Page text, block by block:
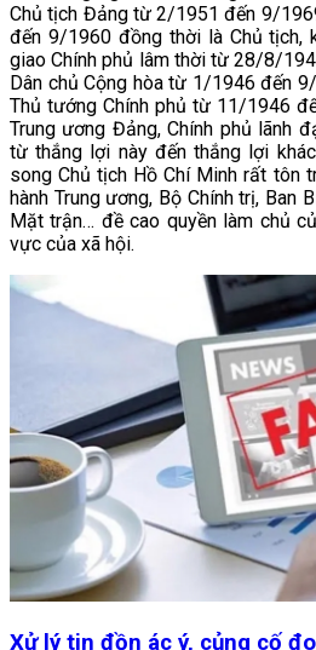
Chủ tịch Đảng từ 2/1951 đến 9/
đến 9/1960 đồng thời là Chủ tịch,
giao Chính phủ lâm thời từ 28/8/
Dân chủ Cộng hòa từ 1/1946 đến
Thủ tướng Chính phủ từ 11/1946
Trung ương Đảng, Chính phủ lãnh
từ thắng lợi này đến thắng lợi
song Chủ tịch Hồ Chí Minh rất tôn
hành Trung ương, Bộ Chính trị, Ban
Mặt trận… đề cao quyền làm chủ
vực của xã hội.
Xử lý tin đồn ác ý, củng cố